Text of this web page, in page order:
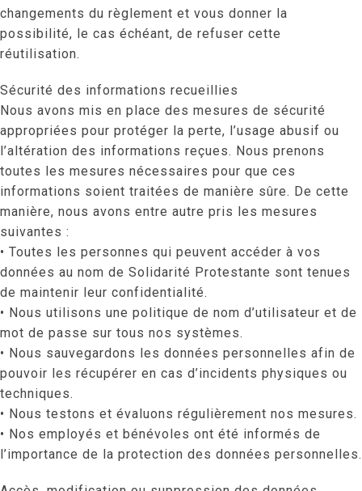
changements du règlement et vous donner la
possibilité, le cas échéant, de refuser cette
réutilisation.
Sécurité des informations recueillies
Nous avons mis en place des mesures de sécurité
appropriées pour protéger la perte, l’usage abusif ou
l’altération des informations reçues. Nous prenons
toutes les mesures nécessaires pour que ces
informations soient traitées de manière sûre. De cette
manière, nous avons entre autre pris les mesures
suivantes :
• Toutes les personnes qui peuvent accéder à vos
données au nom de Solidarité Protestante sont tenues
de maintenir leur confidentialité.
• Nous utilisons une politique de nom d’utilisateur et de
mot de passe sur tous nos systèmes.
• Nous sauvegardons les données personnelles afin de
pouvoir les récupérer en cas d’incidents physiques ou
techniques.
• Nous testons et évaluons régulièrement nos mesures.
• Nos employés et bénévoles ont été informés de
l’importance de la protection des données personnelles.